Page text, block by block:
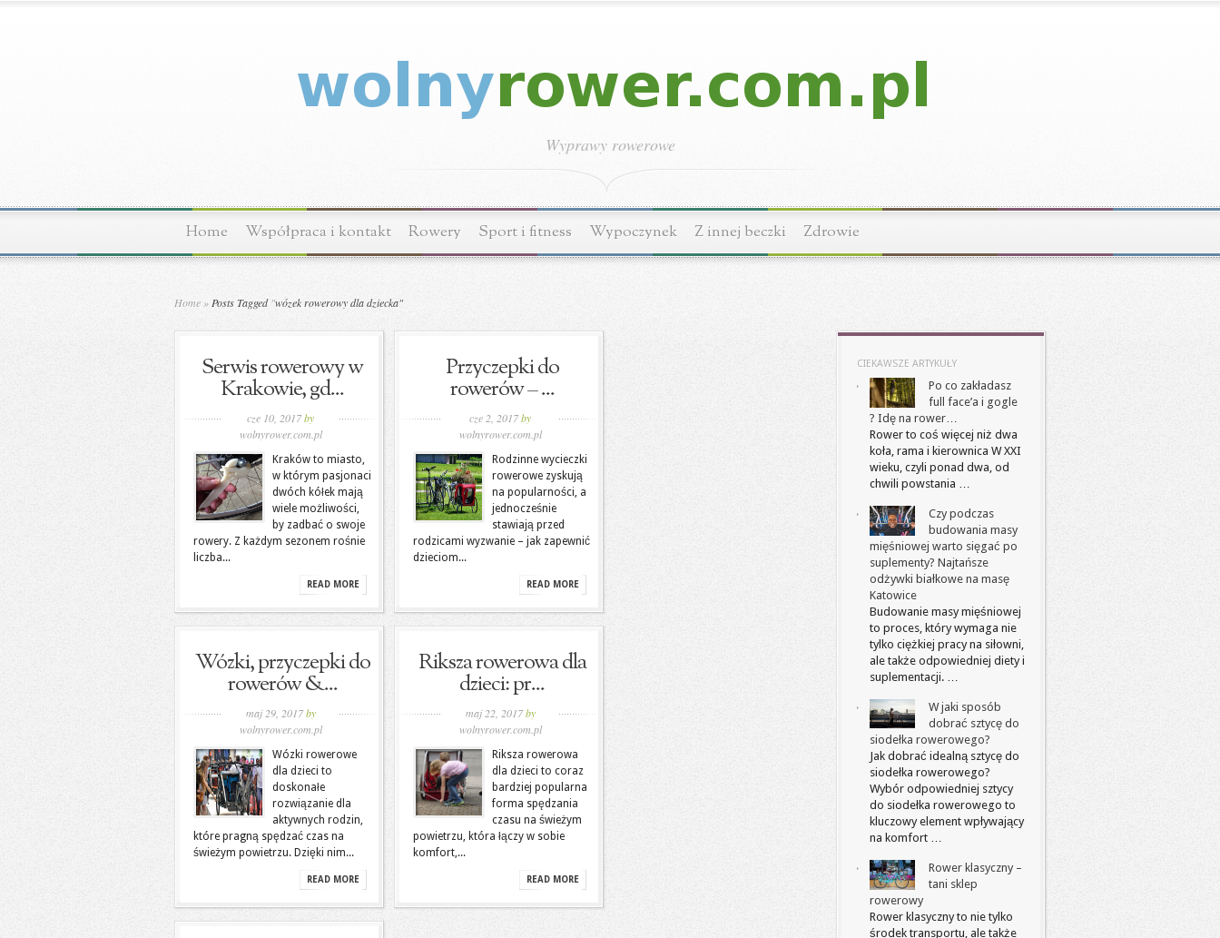
Wyprawy rowerowe
Home Współpraca i kontakt Rowery Sport i fitness Wypoczynek Z innej beczki Zdrowie
Home » Posts Tagged"wózek rowerowy dla dziecka"
Serwis rowerowy w
Krakowie, gd...
cze 10, 2017by
wolnyrower.com.pl
Kraków to miasto,
w którym pasjonaci
dwóch kółek mają
wiele możliwości,
by zadbać o swoje
rowery. Z każdym sezonem rośnie
liczba...
READ MORE
Przyczepki do
rowerów – ...
cze 2, 2017by
wolnyrower.com.pl
Rodzinne wycieczki
rowerowe zyskują
na popularności, a
jednocześnie
stawiają przed
rodzicami wyzwanie – jak zapewnić
dzieciom...
READ MORE
Wózki, przyczepki do
rowerów &...
maj 29, 2017by
wolnyrower.com.pl
Wózki rowerowe
dla dzieci to
doskonałe
rozwiązanie dla
aktywnych rodzin,
które pragną spędzać czas na
świeżym powietrzu. Dzięki nim...
READ MORE
Riksza rowerowa dla
dzieci: pr...
maj 22, 2017by
wolnyrower.com.pl
Riksza rowerowa
dla dzieci to coraz
bardziej popularna
forma spędzania
czasu na świeżym
powietrzu, która łączy w sobie
komfort,...
READ MORE
CIEKAWSZE ARTYKUŁY
Po co zakładasz
full face’a i gogle
? Idę na rower…
Rower to coś więcej niż dwa
koła, rama i kierownica W XXI
wieku, czyli ponad dwa, od
chwili powstania …
Czy podczas
budowania masy
mięśniowej warto sięgać po
suplementy? Najtańsze
odżywki białkowe na masę
Katowice
Budowanie masy mięśniowej
to proces, który wymaga nie
tylko ciężkiej pracy na siłowni,
ale także odpowiedniej diety i
suplementacji. …
W jaki sposób
dobrać sztycę do
siodełka rowerowego?
Jak dobrać idealną sztycę do
siodełka rowerowego?
Wybór odpowiedniej sztycy
do siodełka rowerowego to
kluczowy element wpływający
na komfort …
Rower klasyczny –
tani sklep
rowerowy
Rower klasyczny to nie tylko
środek transportu, ale także